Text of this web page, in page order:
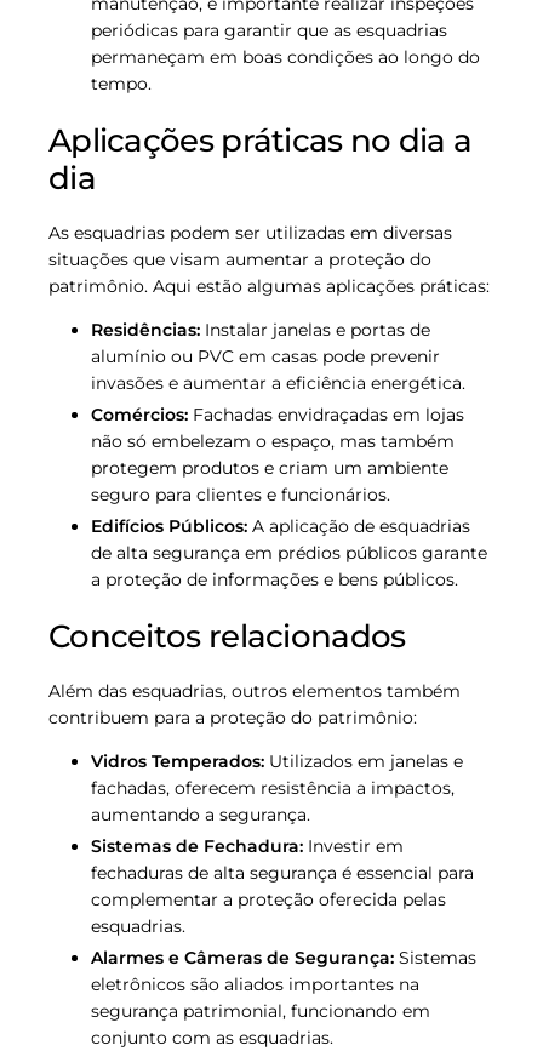
periódicas para garantir que as esquadrias
permaneçam em boas condições ao longo do
tempo.
Aplicações práticas no dia a
dia
As esquadrias podem ser utilizadas em diversas
situações que visam aumentar a proteção do
patrimônio. Aqui estão algumas aplicações práticas:
Residências: Instalar janelas e portas de
alumínio ou PVC em casas pode prevenir
invasões e aumentar a eficiência energética.
Comércios: Fachadas envidraçadas em lojas
não só embelezam o espaço, mas também
protegem produtos e criam um ambiente
seguro para clientes e funcionários.
Edifícios Públicos: A aplicação de esquadrias
de alta segurança em prédios públicos garante
a proteção de informações e bens públicos.
Conceitos relacionados
Além das esquadrias, outros elementos também
contribuem para a proteção do patrimônio:
Vidros Temperados: Utilizados em janelas e
fachadas, oferecem resistência a impactos,
aumentando a segurança.
Sistemas de Fechadura: Investir em
fechaduras de alta segurança é essencial para
complementar a proteção oferecida pelas
esquadrias.
Alarmes e Câmeras de Segurança: Sistemas
eletrônicos são aliados importantes na
segurança patrimonial, funcionando em
conjunto com as esquadrias.